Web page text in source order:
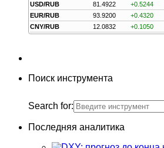
USD/RUB
81.4922 +0.5244
EUR/RUB
93.9200 +0.4320
CNY/RUB
12.0832 +0.1050
Поиск инструмента
Search for:
Последняя аналитика